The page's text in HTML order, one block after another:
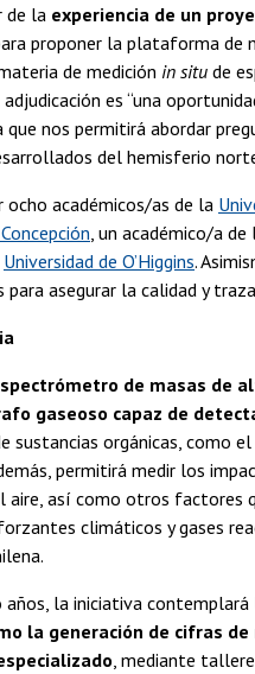
de la experiencia de un
proponer la plataforma de
de medición in situ de
es “una
nos permitirá abordar
del hemisferio
académicos/as de la
, un académico/a de
Universidad de O’Higgins.
asegurar la calidad y
de masas de
gaseoso capaz de
sustancias orgánicas, como
permitirá medir los
aire, así como otros factores
climáticos y gases
años, la iniciativa contemplará
la generación de cifras
, mediante